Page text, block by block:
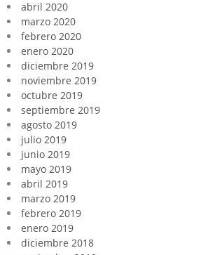
abril 2020
marzo 2020
febrero 2020
enero 2020
diciembre 2019
noviembre 2019
octubre 2019
septiembre 2019
agosto 2019
julio 2019
junio 2019
mayo 2019
abril 2019
marzo 2019
febrero 2019
enero 2019
diciembre 2018